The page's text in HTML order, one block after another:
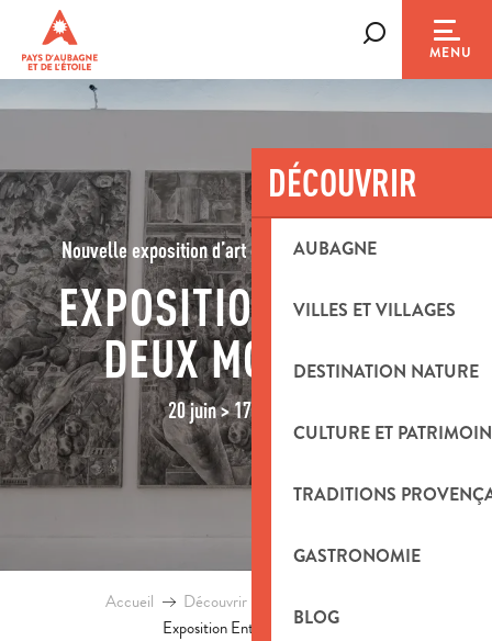
contenu
principal
MENU
DÉCOUVRIR
AUBAGNE
VILLES ET VILLAGES
DESTINATION NATURE
CULTURE ET
TRADITIONS
GASTRONOMIE
BLOG
Nouvelle exposition d’art contemporain à Aubagne
EXPOSITION “ENTRE
DEUX MONDES”
20 juin > 17 oct. 2026
Accueil Découvrir le territoire
Exposition Entre deux mondes